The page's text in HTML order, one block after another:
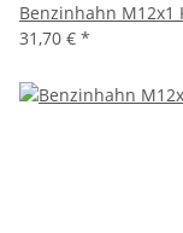
Benzinhahn M12x1
31,70 € *